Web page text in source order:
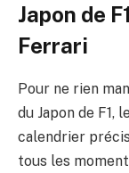
Japon de
Ferrari
Pour ne rien
du Japon de F1,
calendrier
tous les